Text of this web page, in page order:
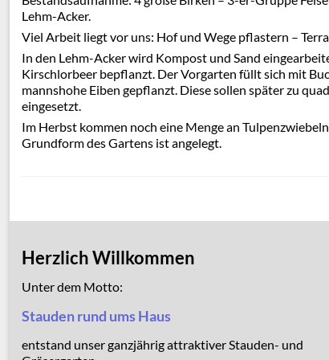
Lehm-Acker.
Viel Arbeit liegt vor uns: Hof und Wege pflastern –
In den Lehm-Acker wird Kompost und Sand
Kirschlorbeer bepflanzt. Der Vorgarten füllt sich mit
mannshohe Eiben gepflanzt. Diese sollen später zu
eingesetzt.
Im Herbst kommen noch eine Menge an
Grundform des Gartens ist angelegt.
Herzlich Willkommen
Unter dem Motto:
Stauden rund ums Haus
entstand unser ganzjährig attraktiver Stauden- und